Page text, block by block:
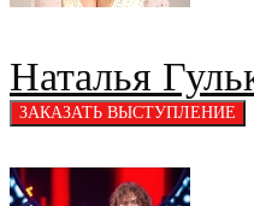
Наталья